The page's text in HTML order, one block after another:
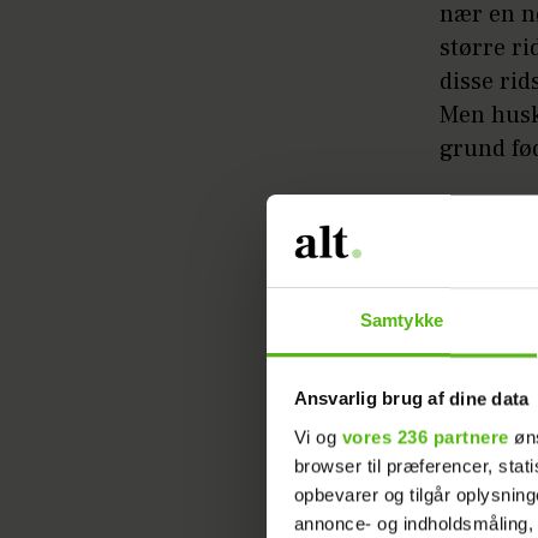
Samtykke
Ansvarlig brug af dine data
Vi og vores 236 partnere
browser til præferencer,
opbevarer og tilgår
annonce- og
nær en
større
disse
Men
grund
dem
også
sikre i
ppiller